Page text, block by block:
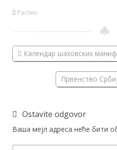
Распис
Календар шаховских
Првенство
Ostavite odgovor
Ваша мејл адреса неће бити